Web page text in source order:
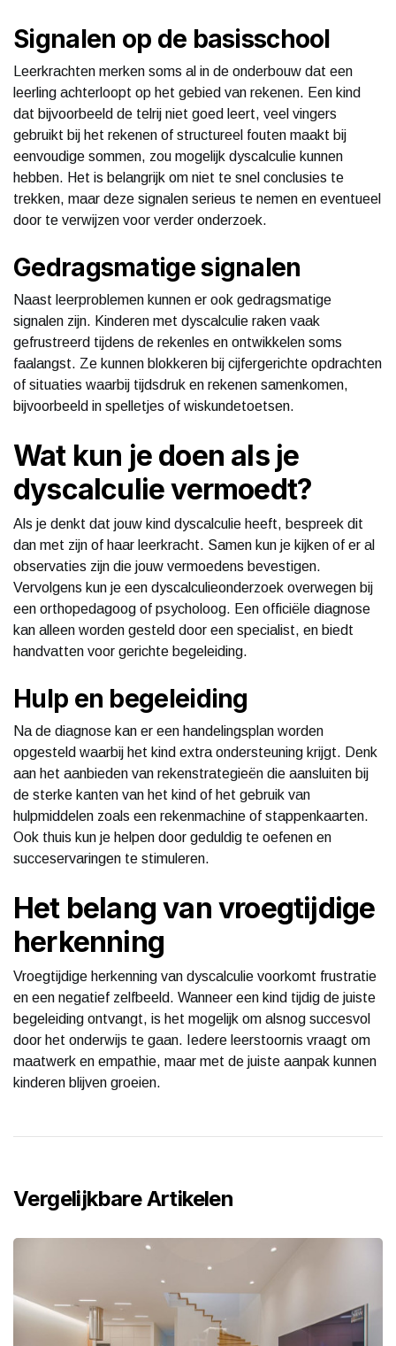
Signalen op de basisschool
Leerkrachten merken soms al in de onderbouw dat een
leerling achterloopt op het gebied van rekenen. Een kind
dat bijvoorbeeld de telrij niet goed leert, veel vingers
gebruikt bij het rekenen of structureel fouten maakt bij
eenvoudige sommen, zou mogelijk dyscalculie kunnen
hebben. Het is belangrijk om niet te snel conclusies te
trekken, maar deze signalen serieus te nemen en eventueel
door te verwijzen voor verder onderzoek.
Gedragsmatige signalen
Naast leerproblemen kunnen er ook gedragsmatige
signalen zijn. Kinderen met dyscalculie raken vaak
gefrustreerd tijdens de rekenles en ontwikkelen soms
faalangst. Ze kunnen blokkeren bij cijfergerichte opdrachten
of situaties waarbij tijdsdruk en rekenen samenkomen,
bijvoorbeeld in spelletjes of wiskundetoetsen.
Wat kun je doen als je
dyscalculie vermoedt?
Als je denkt dat jouw kind dyscalculie heeft, bespreek dit
dan met zijn of haar leerkracht. Samen kun je kijken of er al
observaties zijn die jouw vermoedens bevestigen.
Vervolgens kun je een dyscalculieonderzoek overwegen bij
een orthopedagoog of psycholoog. Een officiële diagnose
kan alleen worden gesteld door een specialist, en biedt
handvatten voor gerichte begeleiding.
Hulp en begeleiding
Na de diagnose kan er een handelingsplan worden
opgesteld waarbij het kind extra ondersteuning krijgt. Denk
aan het aanbieden van rekenstrategieën die aansluiten bij
de sterke kanten van het kind of het gebruik van
hulpmiddelen zoals een rekenmachine of stappenkaarten.
Ook thuis kun je helpen door geduldig te oefenen en
succeservaringen te stimuleren.
Het belang van vroegtijdige
herkenning
Vroegtijdige herkenning van dyscalculie voorkomt frustratie
en een negatief zelfbeeld. Wanneer een kind tijdig de juiste
begeleiding ontvangt, is het mogelijk om alsnog succesvol
door het onderwijs te gaan. Iedere leerstoornis vraagt om
maatwerk en empathie, maar met de juiste aanpak kunnen
kinderen blijven groeien.
Vergelijkbare Artikelen